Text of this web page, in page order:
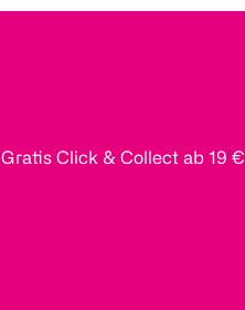
Gratis Click & Collect ab 19 €